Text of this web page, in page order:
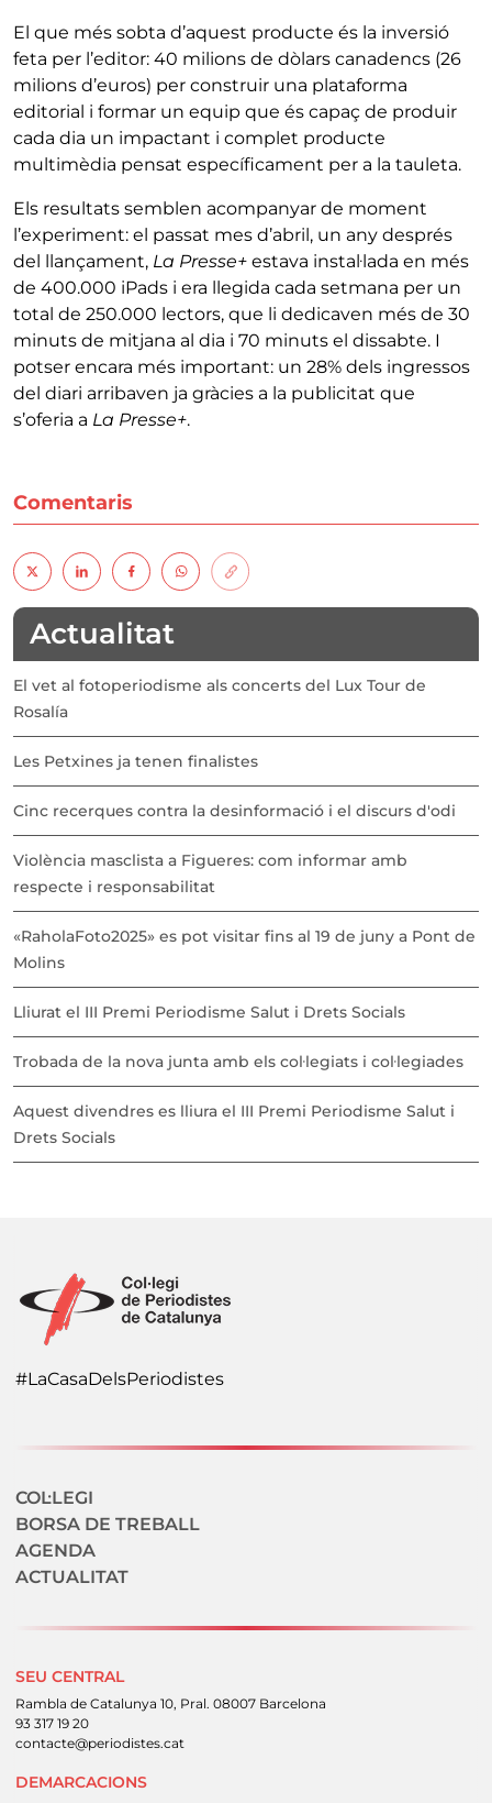
El que més sobta d’aquest producte és la inversió
feta per l’editor: 40 milions de dòlars canadencs (26
milions d’euros) per construir una plataforma
editorial i formar un equip que és capaç de produir
cada dia un impactant i complet producte
multimèdia pensat específicament per a la tauleta.
Els resultats semblen acompanyar de moment
l’experiment: el passat mes d’abril, un any després
del llançament, La Presse+ estava instal·lada en més
de 400.000 iPads i era llegida cada setmana per un
total de 250.000 lectors, que li dedicaven més de 30
minuts de mitjana al dia i 70 minuts el dissabte. I
potser encara més important: un 28% dels ingressos
del diari arribaven ja gràcies a la publicitat que
s’oferia a La Presse+.
Comentaris
Actualitat
El vet al fotoperiodisme als concerts del Lux Tour de
Rosalía
Les Petxines ja tenen finalistes
Cinc recerques contra la desinformació i el discurs d'odi
Violència masclista a Figueres: com informar amb
respecte i responsabilitat
«RaholaFoto2025» es pot visitar fins al 19 de juny a Pont de
Molins
Lliurat el III Premi Periodisme Salut i Drets Socials
Trobada de la nova junta amb els col·legiats i col·legiades
Aquest divendres es lliura el III Premi Periodisme Salut i
Drets Socials
#LaCasaDelsPeriodistes
Navegació secundaria
COL·LEGI
BORSA DE TREBALL
AGENDA
ACTUALITAT
SEU CENTRAL
Rambla de Catalunya 10, Pral. 08007 Barcelona
93 317 19 20
contacte@periodistes.cat
DEMARCACIONS